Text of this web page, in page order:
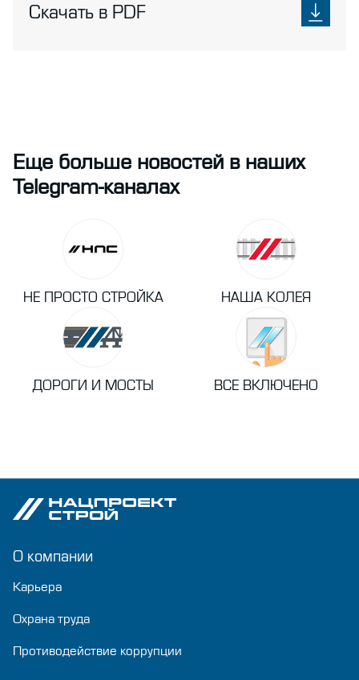
Скачать в PDF
Еще больше новостей в наших
Telegram-каналах
НЕ ПРОСТО СТРОЙКА НАША КОЛЕЯ
ДОРОГИ И МОСТЫ ВСЕ ВКЛЮЧЕНО
О компании
Карьера
Охрана труда
Противодействие коррупции